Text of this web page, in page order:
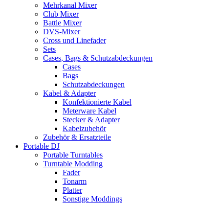
Mehrkanal Mixer
Club Mixer
Battle Mixer
DVS-Mixer
Cross und Linefader
Sets
Cases, Bags & Schutzabdeckungen
Cases
Bags
Schutzabdeckungen
Kabel & Adapter
Konfektionierte Kabel
Meterware Kabel
Stecker & Adapter
Kabelzubehör
Zubehör & Ersatzteile
Portable DJ
Portable Turntables
Turntable Modding
Fader
Tonarm
Platter
Sonstige Moddings